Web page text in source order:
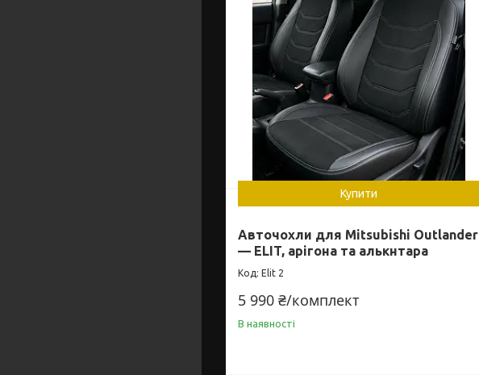
Купити
Авточохли для Mitsubishi Outlander
— ELIT, арігона та алькнтара
Elit 2
5 990 ₴/комплект
В наявності